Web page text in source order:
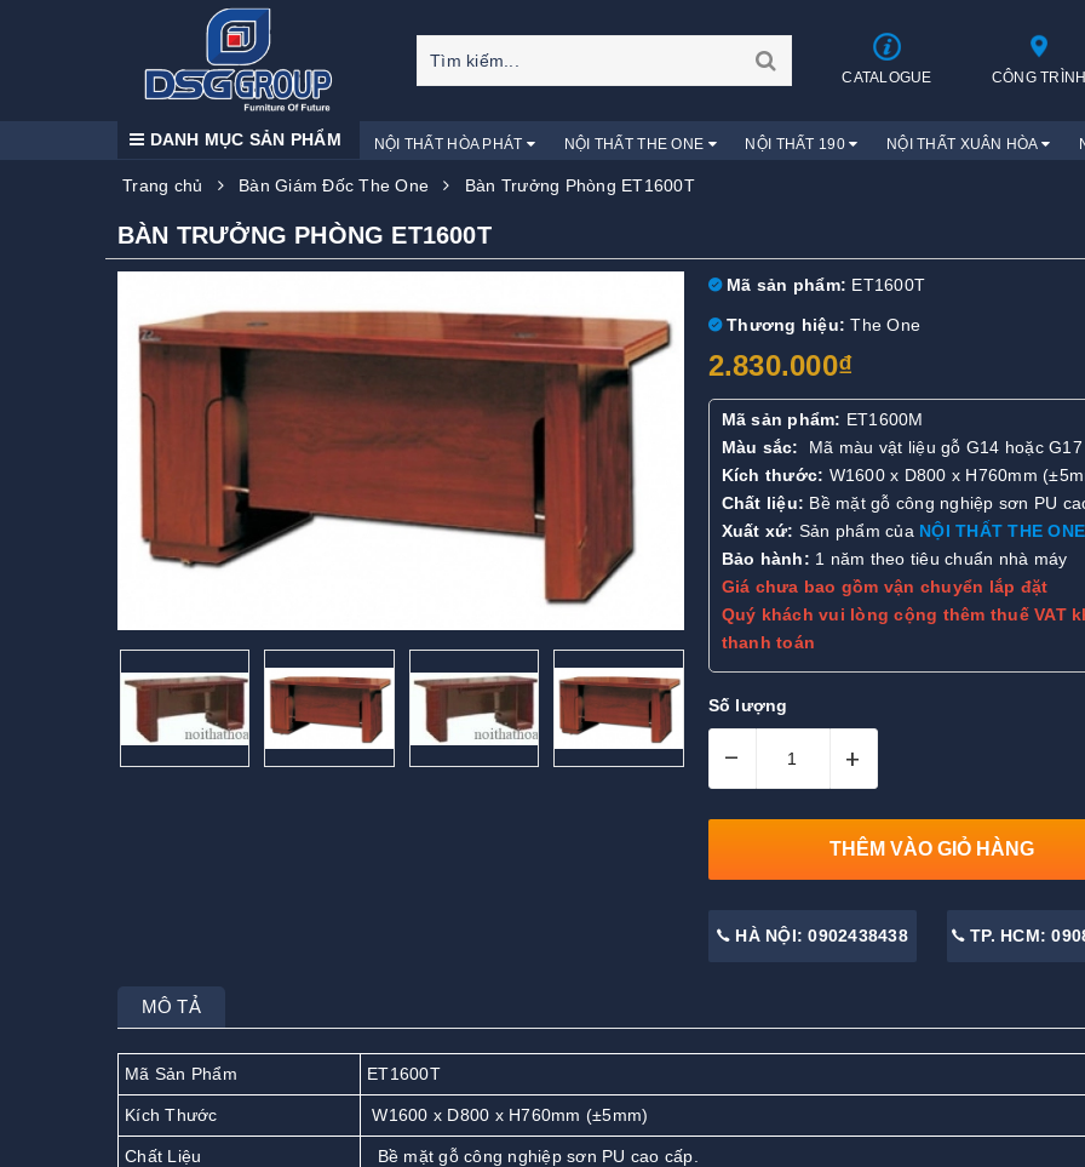
CATALOGUE CÔNG
DANH MỤC SẢN PHẨM NỘI THẤT HÒA PHÁT NỘI THẤT THE ONE NỘI THẤT 190 NỘI THẤT XUÂN HÒA
Trang chủ Bàn Giám Đốc The One Bàn Trưởng Phòng ET1600T
BÀN TRƯỞNG PHÒNG ET1600T
Mã sản phẩm: ET1600T
Thương hiệu: The One
2.830.000₫
Mã sản phẩm: ET1600M
Màu sắc: Mã màu vật liệu gỗ G14 hoặc G17
Kích thước: W1600 x D800 x H760mm
Chất liệu: Bề mặt gỗ công nghiệp sơn PU
Xuất xứ: Sản phẩm của NỘI THẤT THE ONE
Bảo hành: 1 năm theo tiêu chuẩn nhà máy
Giá chưa bao gồm vận chuyển lắp đặt
Quý khách vui lòng cộng thêm thuế VAT
thanh toán
Số lượng
– +
THÊM VÀO GIỎ HÀNG
HÀ NỘI: 0902438438 TP. HCM:
MÔ TẢ
Mã Sản Phẩm ET1600T
Kích Thước W1600 x D800 x H760mm (±5mm)
Chất Liệu Bề mặt gỗ công nghiệp sơn PU cao cấp.